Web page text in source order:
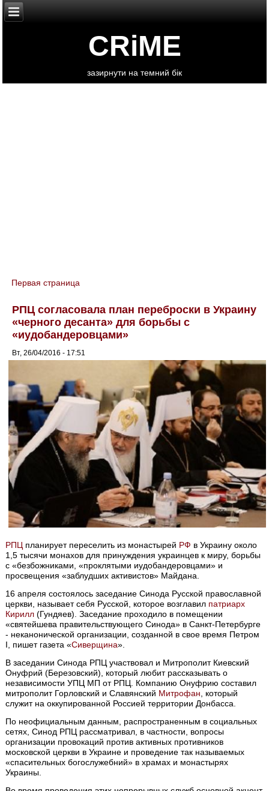
CRiME
зазирнути на темний бік
You are here
Первая страница
РПЦ согласовала план переброски в Украину
«черного десанта» для борьбы с
«иудобандеровцами»
Вт, 26/04/2016 - 17:51
РПЦпланирует переселить из монастырей РФ в Украину около
1,5 тысячи монахов для принуждения украинцев к миру, борьбы
с «безбожниками, «проклятыми иудобандеровцами» и
просвещения «заблудших активистов» Майдана.
16 апреля состоялось заседание Синода Русской православной
церкви, называет себя Русской, которое возглавил патриарх
Кирилл (Гундяев). Заседание проходило в помещении
«святейшева правительствующего Синода» в Санкт-Петербурге
- неканонической организации, созданной в свое время Петром
I, пишет газета «Сиверщина».
В заседании Синода РПЦ участвовал и Митрополит Киевский
Онуфрий (Березовский), который любит рассказывать о
независимости УПЦ МП от РПЦ. Компанию Онуфрию составил
митрополит Горловский и Славянский Митрофан, который
служит на оккупированной Россией территории Донбасса.
По неофициальным данным, распространенным в социальных
сетях, Синод РПЦ рассматривал, в частности, вопросы
организации провокаций против активных противников
московской церкви в Украине и проведение так называемых
«спасительных богослужебний» в храмах и монастырях
Украины.